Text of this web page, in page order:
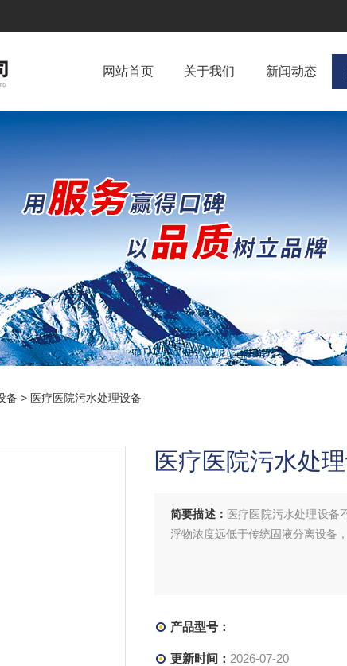
网站首页 关于我们 新闻动态
备 > 医疗医院污水处理设备
医疗医院污水处
简要描述： 医疗医院污水处理设备
浮物浓度远低于传统固液分离设备
产品型号：
更新时间： 2026-07-20